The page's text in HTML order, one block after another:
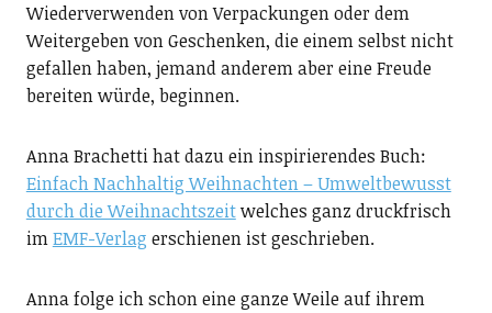
Wiederverwenden von Verpackungen oder dem
Weitergeben von Geschenken, die einem selbst nicht
gefallen haben, jemand anderem aber eine Freude
bereiten würde, beginnen.
Anna Brachetti hat dazu ein inspirierendes Buch:
Einfach Nachhaltig Weihnachten – Umweltbewusst
durch die Weihnachtszeitwelches ganz druckfrisch
imEMF-Verlag erschienen ist geschrieben.
Anna folge ich schon eine ganze Weile auf ihrem